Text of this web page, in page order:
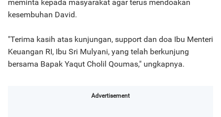
meminta kepada masyarakat agar terus mendoakan
kesembuhan David.
"Terima kasih atas kunjungan, support dan doa Ibu Menteri
Keuangan RI, Ibu Sri Mulyani, yang telah berkunjung
bersama Bapak Yaqut Cholil Qoumas," ungkapnya.
Advertisement